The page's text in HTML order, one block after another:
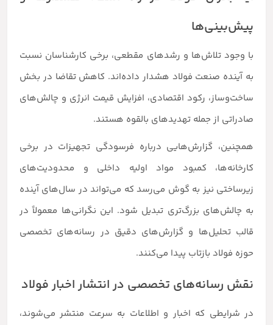
پیش‌بینی‌ها
با وجود تلاش‌ها و رشدهای مقطعی، برخی کارشناسان نسبت
به آینده صنعت فولاد هشدار داده‌اند. کاهش تقاضا در بخش
ساخت‌وساز، رکود اقتصادی، افزایش قیمت انرژی و چالش‌های
صادراتی از جمله تهدیدهای بالقوه هستند.
همچنین، گزارش‌هایی درباره فرسودگی تجهیزات در برخی
کارخانه‌ها، کمبود مواد اولیه داخلی و محدودیت‌های
زیرساختی نیز به گوش می‌رسد که می‌تواند در سال‌های آینده
به چالش‌های بزرگ‌تری تبدیل شود. این نگرانی‌ها معمولاً در
قالب تحلیل‌ها و گزارش‌های دقیق در رسانه‌های تخصصی
حوزه فولاد بازتاب پیدا می‌کنند.
نقش رسانه‌های تخصصی در انتشار اخبار فولاد
در شرایطی که اخبار و اطلاعات به سرعت منتشر می‌شوند،